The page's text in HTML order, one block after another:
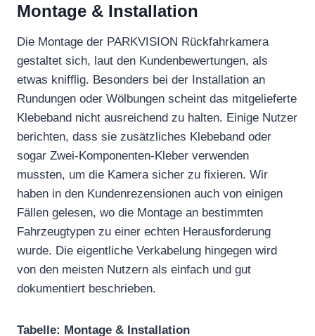
Montage & Installation
Die Montage der PARKVISION Rückfahrkamera
gestaltet sich, laut den Kundenbewertungen, als
etwas knifflig. Besonders bei der Installation an
Rundungen oder Wölbungen scheint das mitgelieferte
Klebeband nicht ausreichend zu halten. Einige Nutzer
berichten, dass sie zusätzliches Klebeband oder
sogar Zwei-Komponenten-Kleber verwenden
mussten, um die Kamera sicher zu fixieren. Wir
haben in den Kundenrezensionen auch von einigen
Fällen gelesen, wo die Montage an bestimmten
Fahrzeugtypen zu einer echten Herausforderung
wurde. Die eigentliche Verkabelung hingegen wird
von den meisten Nutzern als einfach und gut
dokumentiert beschrieben.
Tabelle: Montage & Installation